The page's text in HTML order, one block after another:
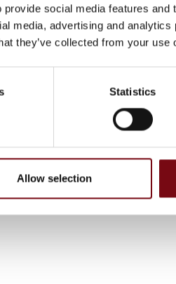
social media features
media, advertising and
they’ve collected from your use
Statistics
Allow selection